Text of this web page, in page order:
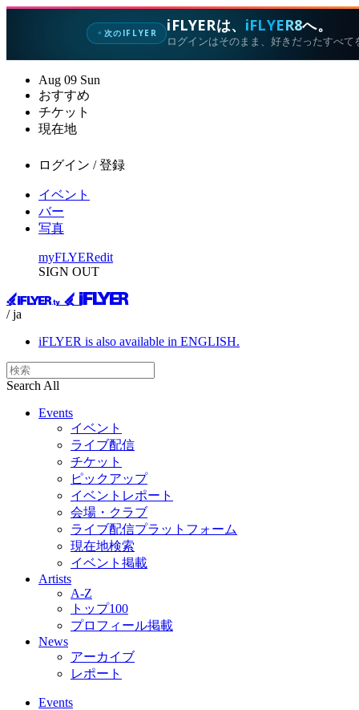
✦次のIFLYER iFLYERは、 iFLYER8へ。
ログインはそのまま、好きだったすべ
Aug 09 Sun
おすすめ
チケット
現在地
ログイン / 登録
イベント
バー
写真
myFLYERedit
SIGN OUT
/ ja
iFLYER is also available in ENGLISH.
Search All
Events
イベント
ライブ配信
チケット
ピックアップ
イベントレポート
会場・クラブ
ライブ配信プラットフォーム
現在地検索
イベント掲載
Artists
A-Z
トップ100
プロフィール掲載
News
アーカイブ
レポート
Events